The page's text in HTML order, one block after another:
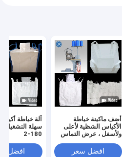
أضف ماكينة خياطة
الأكياس الشظية لأعلى
ولأسفل ، عرض التماس
افضل سعر
180-2
افضل